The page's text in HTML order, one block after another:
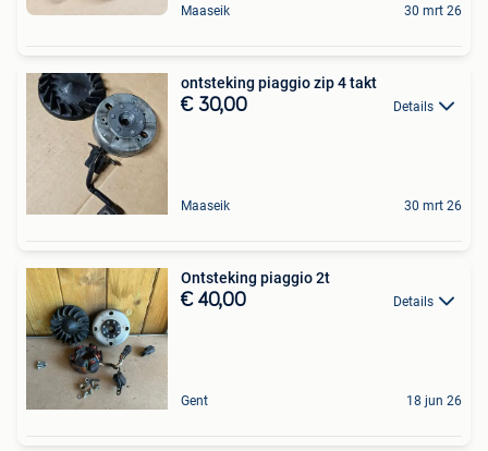
Maaseik 30 mrt 26
ontsteking piaggio zip 4 takt
€ 30,00 Details
Maaseik 30 mrt 26
Ontsteking piaggio 2t
€ 40,00 Details
Gent 18 jun 26